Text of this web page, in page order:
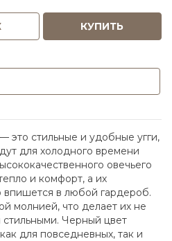
КУПИТЬ
это стильные и удобные угги,
для холодного времени
овечьего
и комфорт, а их
впишется в любой гардероб.
молнией, что делает их не
стильными. Черный цвет
для повседневных, так и